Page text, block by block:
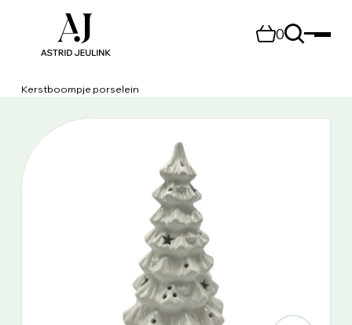
0
Kerstboompje porselein